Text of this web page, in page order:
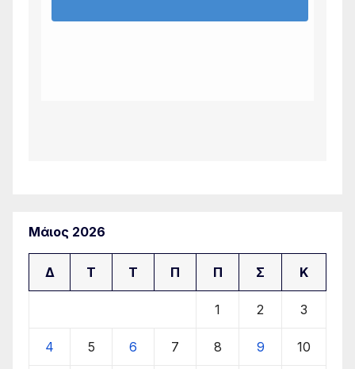
Μάιος 2026
Δ Τ Τ Π Π Σ Κ
1 2 3
4 5 6 7 8 9 10